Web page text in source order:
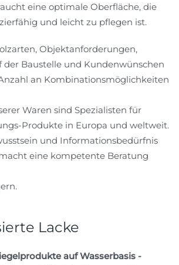
eine optimale Oberfläche, die
und leicht zu pflegen ist.
Objektanforderungen,
der Baustelle und Kundenwünschen
an Kombinationsmöglichkeiten
Waren sind Spezialisten für
Produkte in Europa und weltweit.
und Informationsbedürfnis
eine kompetente Beratung
Lacke
auf Wasserbasis -